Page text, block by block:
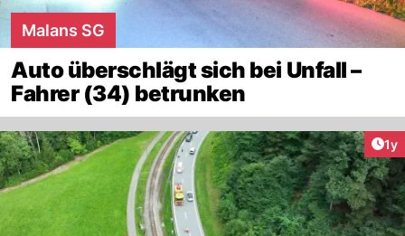
Malans SG
Auto überschlägt sich bei Unfall –
Fahrer (34) betrunken
1y